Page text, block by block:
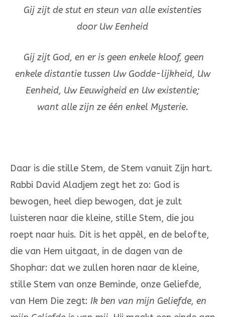
Gij zijt de stut en steun van alle existenties
door Uw Eenheid
Gij zijt God, en er is geen enkele kloof, geen
enkele distantie tussen Uw Godde-lijkheid, Uw
Eenheid, Uw Eeuwigheid en Uw existentie;
want alle zijn ze één enkel Mysterie.
Daar is die stille Stem, de Stem vanuit Zijn hart.
Rabbi David Aladjem zegt het zo: God is
bewogen, heel diep bewogen, dat je zult
luisteren naar die kleine, stille Stem, die jou
roept naar huis. Dit is het appèl, en de belofte,
die van Hem uitgaat, in de dagen van de
Shophar: dat we zullen horen naar de kleine,
stille Stem van onze Beminde, onze Geliefde,
van Hem Die zegt: Ik ben van mijn Geliefde, en